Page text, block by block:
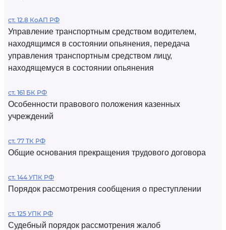
ст. 12.8 КоАП РФ
Управление транспортным средством водителем,
находящимся в состоянии опьянения, передача
управления транспортным средством лицу,
находящемуся в состоянии опьянения
ст. 161 БК РФ
Особенности правового положения казенных
учреждений
ст. 77 ТК РФ
Общие основания прекращения трудового договора
ст. 144 УПК РФ
Порядок рассмотрения сообщения о преступлении
ст. 125 УПК РФ
Судебный порядок рассмотрения жалоб